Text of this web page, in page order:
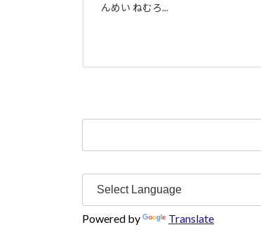
んめい ねむろ...
Powered by Translate